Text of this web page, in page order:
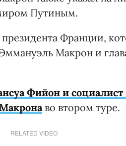
Путиным.
Франции,
Макрон и
Фийон и
во втором туре.
RELATED VIDEO